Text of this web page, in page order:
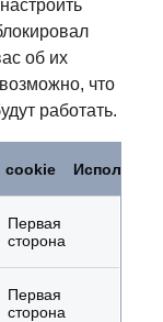
об их
что
работать.
Первая
сторона
Первая
сторона